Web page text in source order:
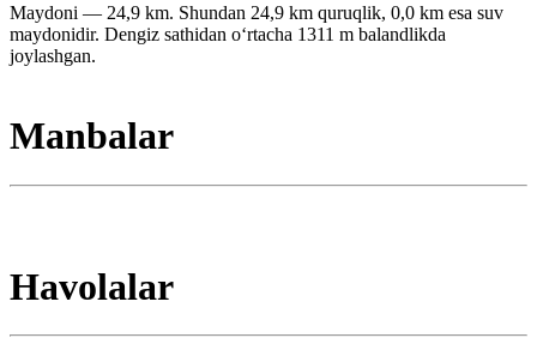
Maydoni — 24,9 km. Shundan 24,9 km quruqlik, 0,0 km esa suv
maydonidir. Dengiz sathidan oʻrtacha 1311 m balandlikda
joylashgan.
Manbalar
Havolalar